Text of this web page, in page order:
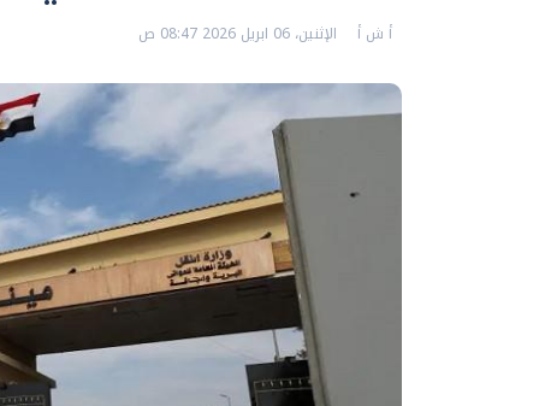
أ ش أ الإثنين، 06 ابريل 2026 08:47 ص